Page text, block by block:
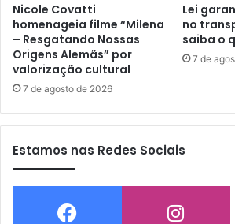
Nicole Covatti
homenageia filme “Milena
– Resgatando Nossas
Origens Alemãs” por
valorização cultural
7 de agosto de 2026
Lei
no
saiba o
7 de
Estamos nas Redes Sociais